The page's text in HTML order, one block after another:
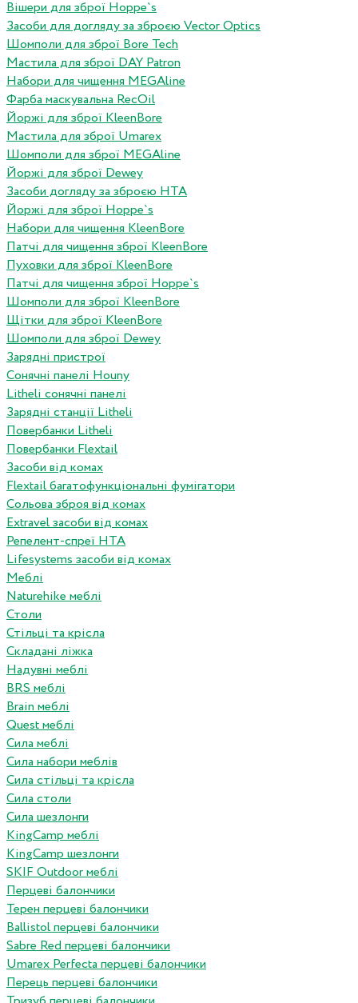
Вішери для зброї Hoppe`s
Засоби для догляду за зброєю Vector Optics
Шомполи для зброї Bore Tech
Мастила для зброї DAY Patron
Набори для чищення MEGAline
Фарба маскувальна RecOil
Йоржі для зброї KleenBore
Мастила для зброї Umarex
Шомполи для зброї MEGAline
Йоржі для зброї Dewey
Засоби догляду за зброєю HTA
Йоржі для зброї Hoppe`s
Набори для чищення KleenBore
Патчі для чищення зброї KleenBore
Пуховки для зброї KleenBore
Патчі для чищення зброї Hoppe`s
Шомполи для зброї KleenBore
Щітки для зброї KleenBore
Шомполи для зброї Dewey
Зарядні пристрої
Сонячні панелі Houny
Litheli сонячні панелі
Зарядні станції Litheli
Повербанки Litheli
Повербанки Flextail
Засоби від комах
Flextail багатофункціональні фумігатори
Сольова зброя від комах
Extravel засоби від комах
Репелент-спреї HTA
Lifesystems засоби від комах
Меблі
Naturehike меблі
Столи
Стільці та крісла
Складані ліжка
Надувні меблі
BRS меблі
Brain меблі
Quest меблі
Сила меблі
Сила набори меблів
Сила стільці та крісла
Сила столи
Сила шезлонги
KingCamp меблі
KingCamp шезлонги
SKIF Outdoor меблі
Перцеві балончики
Терен перцеві балончики
Ballistol перцеві балончики
Sabre Red перцеві балончики
Umarex Perfecta перцеві балончики
Перець перцеві балончики